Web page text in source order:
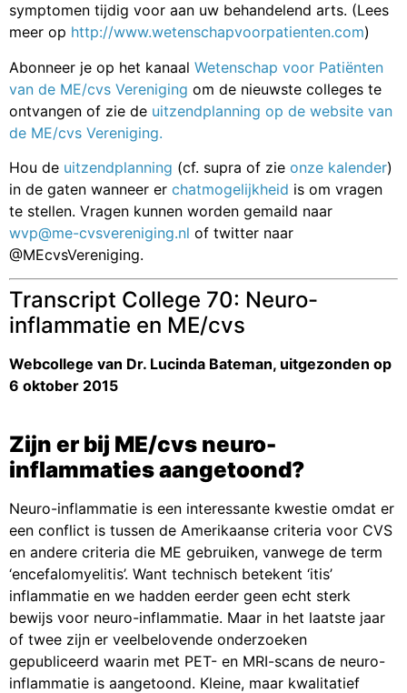
symptomen tijdig voor aan uw behandelend arts. (Lees
meer op http://www.wetenschapvoorpatienten.com)
Abonneer je op het kanaal Wetenschap voor Patiënten
van de ME/cvs Vereniging om de nieuwste colleges te
ontvangen of zie de uitzendplanning op de website van
de ME/cvs Vereniging.
Hou de uitzendplanning (cf. supra of zie onze kalender)
in de gaten wanneer er chatmogelijkheid is om vragen
te stellen. Vragen kunnen worden gemaild naar
wvp@me-cvsvereniging.nl of twitter naar
@MEcvsVereniging.
Transcript College 70: Neuro-
inflammatie en ME/cvs
Webcollege van Dr. Lucinda Bateman, uitgezonden op
6 oktober 2015
Zijn er bij ME/cvs neuro-
inflammaties aangetoond?
Neuro-inflammatie is een interessante kwestie omdat er
een conflict is tussen de Amerikaanse criteria voor CVS
en andere criteria die ME gebruiken, vanwege de term
‘encefalomyelitis’. Want technisch betekent ‘itis’
inflammatie en we hadden eerder geen echt sterk
bewijs voor neuro-inflammatie. Maar in het laatste jaar
of twee zijn er veelbelovende onderzoeken
gepubliceerd waarin met PET- en MRI-scans de neuro-
inflammatie is aangetoond. Kleine, maar kwalitatief